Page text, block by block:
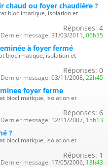
chaud ou foyer chaudière ?
bioclimatique, isolation et
Réponses: 4
Dernier message: 31/03/2011, 06h35
à foyer fermé
bioclimatique, isolation et
Réponses: 0
Dernier message: 03/11/2008, 22h45
foyer ferme
bioclimatique, isolation et
Réponses: 6
Dernier message: 12/11/2007, 15h13
?
bioclimatique, isolation et
Réponses: 1
Dernier message: 17/05/2006, 18h43